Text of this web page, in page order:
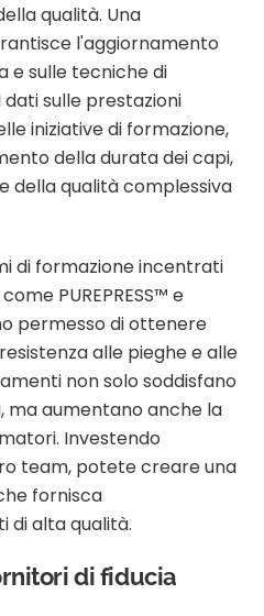
qualità. Una
l'aggiornamento
e sulle tecniche di
sulle prestazioni
iniziative di formazione,
della durata dei capi,
della qualità complessiva
di formazione incentrati
PUREPRESS™ e
permesso di ottenere
alle pieghe e alle
non solo soddisfano
ma aumentano anche la
Investendo
team, potete creare una
fornisca
alta qualità.
di fiducia